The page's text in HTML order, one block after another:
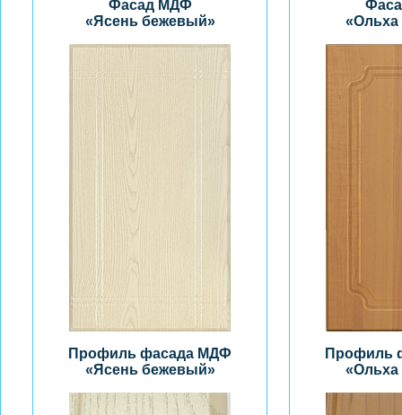
Фасад МДФ
«Ясень бежевый»
Профиль фасада МДФ
«Ясень бежевый»
«Ольха
Профиль
«Ольха